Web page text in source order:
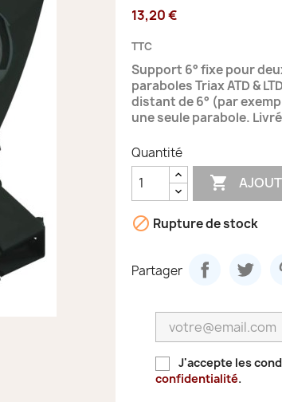
13,20 €
TTC
Support 6° fixe pour
paraboles Triax ATD &
distant de 6° (par
une seule parabole.
Quantité

 Rupture de stock
Partager
J'accepte les
confidentialité.